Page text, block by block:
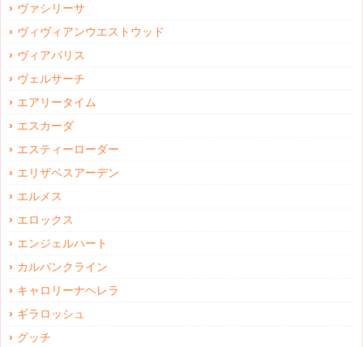
ヴァシリーサ
ヴィヴィアンウエストウッド
ヴィアパリス
ヴェルサーチ
エアリータイム
エスカーダ
エスティーローダー
エリザベスアーデン
エルメス
エロックス
エンジェルハート
カルバンクライン
キャロリーナヘレラ
ギラロッシュ
グッチ